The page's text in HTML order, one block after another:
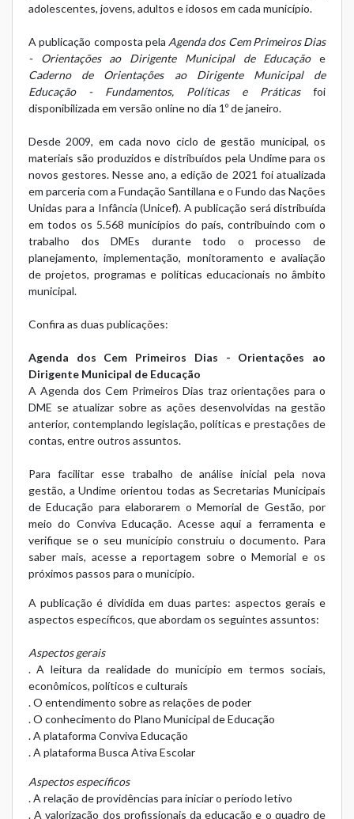
adolescentes, jovens, adultos e idosos em cada município.
A publicação composta pela Agenda dos Cem Primeiros Dias
- Orientações ao Dirigente Municipal de Educaçãoe
Caderno de Orientações ao Dirigente Municipal de
Educação - Fundamentos, Políticas e Práticasfoi
disponibilizada em versão online no dia 1º de janeiro.
Desde 2009, em cada novo ciclo de gestão municipal, os
materiais são produzidos e distribuídos pela Undime para os
novos gestores. Nesse ano, a edição de 2021 foi atualizada
em parceria com a Fundação Santillana e o Fundo das Nações
Unidas para a Infância (Unicef). A publicação será distribuída
em todos os 5.568 municípios do país, contribuindo com o
trabalho dos DMEs durante todo o processo de
planejamento, implementação, monitoramento e avaliação
de projetos, programas e políticas educacionais no âmbito
municipal.
Confira as duas publicações:
Agenda dos Cem Primeiros Dias - Orientações ao
Dirigente Municipal de Educação
A Agenda dos Cem Primeiros Dias traz orientações para o
DME se atualizar sobre as ações desenvolvidas na gestão
anterior, contemplando legislação, políticas e prestações de
contas, entre outros assuntos.
Para facilitar esse trabalho de análise inicial pela nova
gestão, a Undime orientou todas as Secretarias Municipais
de Educação para elaborarem o Memorial de Gestão, por
meio do Conviva Educação. Acesse aquia ferramenta e
verifique se o seu município construiu o documento. Para
saber mais, acesse a reportagem sobre o Memorial e os
próximos passos para o município.
A publicação é dividida em duas partes: aspectos gerais e
aspectos específicos, que abordam os seguintes assuntos:
Aspectos gerais
. A leitura da realidade do município em termos sociais,
econômicos, políticos e culturais
. O entendimento sobre as relações de poder
. O conhecimento do Plano Municipal de Educação
. A plataforma Conviva Educação
. A plataforma Busca Ativa Escolar
Aspectos específicos
. A relação de providências para iniciar o período letivo
. A valorização dos profissionais da educação e o quadro de